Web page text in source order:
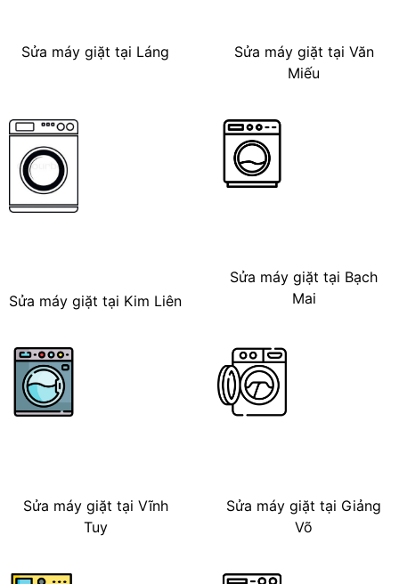
Sửa máy giặt tại Láng
Sửa máy giặt tại Văn
Miếu
Sửa máy giặt tại Kim Liên
Sửa máy giặt tại Bạch
Mai
Sửa máy giặt tại Vĩnh
Tuy
Sửa máy giặt tại Giảng
Võ